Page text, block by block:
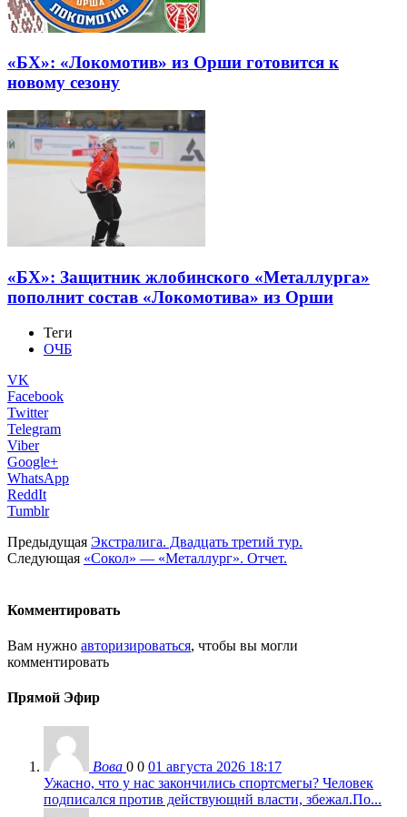
«БХ»: «Локомотив» из Орши готовится к
новому сезону
«БХ»: Защитник жлобинского «Металлурга»
пополнит состав «Локомотива» из Орши
Теги
ОЧБ
VK
Facebook
Twitter
Telegram
Viber
Google+
WhatsApp
ReddIt
Tumblr
Предыдущая Экстралига. Двадцать третий тур.
Следующая «Сокол» — «Металлург». Отчет.
Комментировать
Вам нужно авторизироваться, чтобы вы могли
комментировать
Прямой Эфир
Вова 0 0 01 августа 2026 18:17
Ужасно, что у нас закончились спортсмегы? Человек
подписался против действующнй власти, збежал.По...